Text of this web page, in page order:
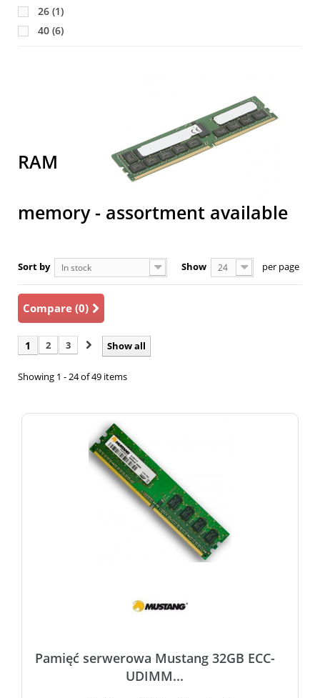
26 (1)
40 (6)
RAM
memory - assortment available
Sort by In stock Show 24 per page
Compare (0)
Show all
1 2 3
Showing 1 - 24 of 49 items
Pamięć serwerowa Mustang 32GB ECC-
UDIMM...